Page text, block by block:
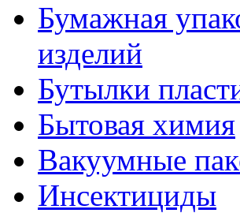
Бумажная
изделий
Бутылки
Бытовая химия
Вакуумные
Инсектициды